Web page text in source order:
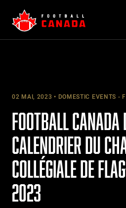
content
02 MAI, 2023 DOMESTIC EVENTS -
FOOTBALL CANADA
CALENDRIER DU
COLLÉGIALE DE
2023